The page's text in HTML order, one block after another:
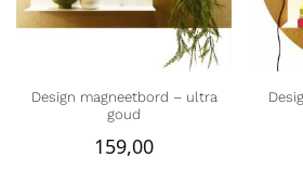
Design magneetbord – ultra
goud
159,00